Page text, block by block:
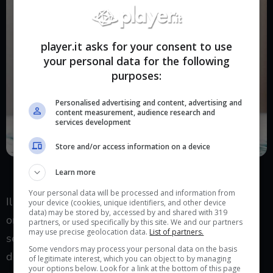
I peluche sono più sporchi e contaminati di un water:
l’inquietante ricerca – player.it
Il 43% delle coperte e quasi il 30% degli
orsacchiotti hanno dato risultati preoccupanti:
secondo la ricerca, gli oggetti potevano essere
definiti non solo sporchi ma anche pericolosi per la
player.it asks for your consent to use
your personal data for the following
purposes:
Personalised advertising and content, advertising and
content measurement, audience research and
services development
Store and/or access information on a device
Learn more
Your personal data will be processed and information from
your device (cookies, unique identifiers, and other device
data) may be stored by, accessed by and shared with 319
partners, or used specifically by this site. We and our partners
may use precise geolocation data. List of partners.
Some vendors may process your personal data on the basis
of legitimate interest, which you can object to by managing
your options below. Look for a link at the bottom of this page